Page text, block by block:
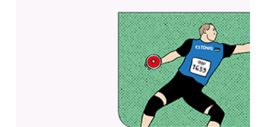
“Käisin lapsena mitmes trennis,
aga kusagil ei pandud rõhku
painduvuse arendamisele. Kui
olin juba kettaheitega alustanud,
olin kange kui kont. Pidin sellega
hiljem väga palju vaeva